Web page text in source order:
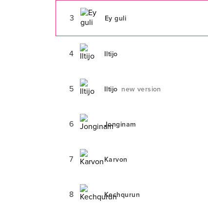
3 Ey guli
4 Iltijo
5 Iltijo new version
6 Jonginam
7 Karvon
8 Kechqurun